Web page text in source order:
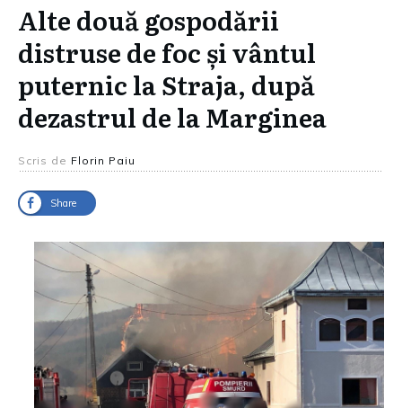
Alte două gospodării
distruse de foc și vântul
puternic la Straja, după
dezastrul de la Marginea
Scris de Florin Paiu
Share